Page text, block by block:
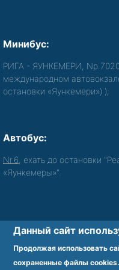
Минибус:
РИГА - ЯУНКЕМЕРИ,
международном
остановки «Яункемери») );
Автобус:
Nr.6 , ехать до остановки
«Яункемеры»".
Обеспечиваем
Footer
Данный сайт
Продолжая использовать
сохраненные файлы cookies.